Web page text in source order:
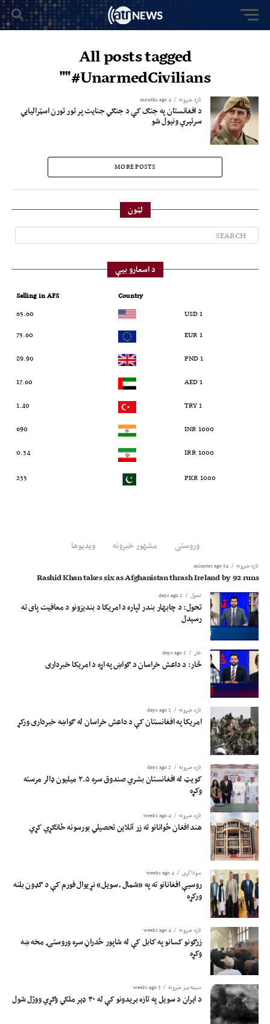
All posts tagged
"#UnarmedCivilians"
تازه خبرونه 4 months ago
د افغانستان په جنګ کې د جنګي جنایت پر تور تورن اسټرالیایي
سرتېري ونیول شو
MORE POSTS
لټون
د اسعارو بیې
Country
Selling in AFS
1 USD
65.60
1 EUR
75.60
1 PND
89.90
1 AED
17.60
1 TRY
1.40
1000 INR
690
1000 IRR
0.34
1000 PKR
235
وروستی مشهور خبرونه ویدیوها
تازه خبرونه 54 minutes ago
Rashid Khan takes six as Afghanistan thrash Ireland by 92 runs
تحول 2 days ago
تحول: د چابهار بندر لپاره د امریکا د بندیزونو د معافیت پای ته
رسېدل
څار 2 days ago
څار: د داعش خراسان د ګواښ په اړه د امریکا خبرداری
تازه خبرونه 2 days ago
امریکا په افغانستان کې د داعش خراسان له ګواښه خبرداری ورکړ
تازه خبرونه 2 days ago
کویټ له افغانستان بشري صندوق سره ۲.۵ میلیون ډالر مرسته
وکړه
تازه خبرونه 4 weeks ago
هند افغان ځوانانو ته زر آنلاین تحصیلي بورسونه ځانګړي کړي
سوداگري 4 weeks ago
روسیې افغانانو ته په «شمال ـ سویل» نړیوال فورم کې د ګډون بلنه
ورکړه
تازه خبرونه 4 weeks ago
زرګونو کسانو په کابل کې له شاپور ځدراڼ سره وروستۍ مخه ښه
وکړه
سیمه ییز خبرونه 3 weeks ago
د ایران د سویل په تازه بریدونو کې له ۳۰ ډېر ملکي وګړي ووژل شول